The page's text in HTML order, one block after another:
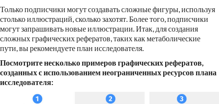
Только подписчики могут создавать сложные фигуры, используя
столько иллюстраций, сколько захотят. Более того, подписчики
могут запрашивать новые иллюстрации. Итак, для создания
сложных графических рефератов, таких как метаболические
пути, вы рекомендуете план исследователя.
Посмотрите несколько примеров графических рефератов,
созданных с использованием неограниченных ресурсов плана
исследователя: